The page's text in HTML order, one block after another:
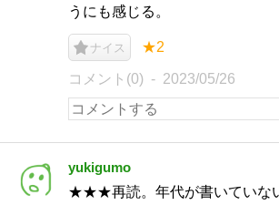
うにも感じる。
ナイス ★2
コメント(0) 2023/05/26
yukigumo
★★★再読。年代が書いていな